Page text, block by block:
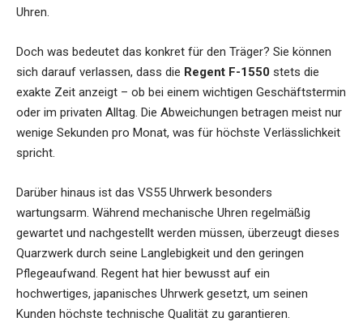
Uhren.
Doch was bedeutet das konkret für den Träger? Sie können
sich darauf verlassen, dass die Regent F-1550 stets die
exakte Zeit anzeigt – ob bei einem wichtigen Geschäftstermin
oder im privaten Alltag. Die Abweichungen betragen meist nur
wenige Sekunden pro Monat, was für höchste Verlässlichkeit
spricht.
Darüber hinaus ist das VS55 Uhrwerk besonders
wartungsarm. Während mechanische Uhren regelmäßig
gewartet und nachgestellt werden müssen, überzeugt dieses
Quarzwerk durch seine Langlebigkeit und den geringen
Pflegeaufwand. Regent hat hier bewusst auf ein
hochwertiges, japanisches Uhrwerk gesetzt, um seinen
Kunden höchste technische Qualität zu garantieren.